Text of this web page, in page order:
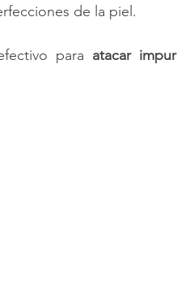
de la piel.
para atacar